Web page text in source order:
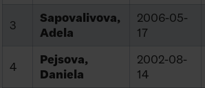
3
Sapovalivova,
Adela
2006-05-
17
4
Pejsova,
Daniela
2002-08-
14